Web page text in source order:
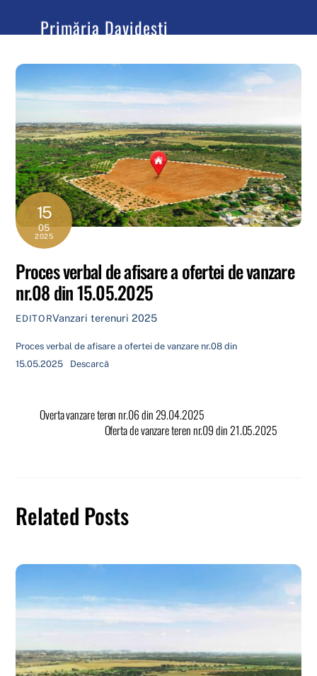
Primăria Davidești
15
05
2025
Proces verbal de afisare a ofertei de vanzare
nr.08 din 15.05.2025
EDITORVanzari terenuri 2025
Proces verbal de afisare a ofertei de vanzare nr.08 din
15.05.2025
Descarcă
Overta vanzare teren nr.06 din 29.04.2025
Oferta de vanzare teren nr.09 din 21.05.2025
Related Posts